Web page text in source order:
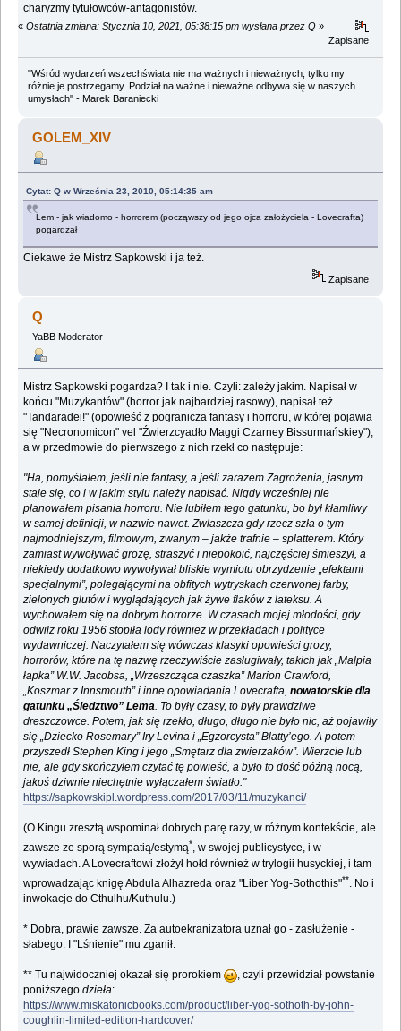
charyzmy tytułowców-antagonistów.
« Ostatnia zmiana: Stycznia 10, 2021, 05:38:15 pm wysłana przez Q »
Zapisane
"Wśród wydarzeń wszechświata nie ma ważnych i nieważnych, tylko my
różnie je postrzegamy. Podział na ważne i nieważne odbywa się w naszych
umysłach" - Marek Baraniecki
GOLEM_XIV
Cytat: Q w Września 23, 2010, 05:14:35 am
Lem - jak wiadomo - horrorem (począwszy od jego ojca założyciela - Lovecrafta)
pogardzał
Ciekawe że Mistrz Sapkowski i ja też.
Zapisane
Q
YaBB Moderator
Mistrz Sapkowski pogardza? I tak i nie. Czyli: zależy jakim. Napisał w
końcu "Muzykantów" (horror jak najbardziej rasowy), napisał też
"Tandaradei!" (opowieść z pogranicza fantasy i horroru, w której pojawia
się "Necronomicon" vel "Źwierzcyadło Maggi Czarney Bissurmańskiey"),
a w przedmowie do pierwszego z nich rzekł co następuje:
"Ha, pomyślałem, jeśli nie fantasy, a jeśli zarazem Zagrożenia, jasnym
staje się, co i w jakim stylu należy napisać. Nigdy wcześniej nie
planowałem pisania horroru. Nie lubiłem tego gatunku, bo był kłamliwy
w samej definicji, w nazwie nawet. Zwłaszcza gdy rzecz szła o tym
najmodniejszym, filmowym, zwanym – jakże trafnie – splatterem. Który
zamiast wywoływać grozę, straszyć i niepokoić, najczęściej śmieszył, a
niekiedy dodatkowo wywoływał bliskie wymiotu obrzydzenie „efektami
specjalnymi”, polegającymi na obfitych wytryskach czerwonej farby,
zielonych glutów i wyglądających jak żywe flaków z lateksu. A
wychowałem się na dobrym horrorze. W czasach mojej młodości, gdy
odwilż roku 1956 stopiła lody również w przekładach i polityce
wydawniczej. Naczytałem się wówczas klasyki opowieści grozy,
horrorów, które na tę nazwę rzeczywiście zasługiwały, takich jak „Małpia
łapka” W.W. Jacobsa, „Wrzeszcząca czaszka” Marion Crawford,
„Koszmar z Innsmouth” i inne opowiadania Lovecrafta,nowatorskie dla
gatunku „Śledztwo” Lema. To były czasy, to były prawdziwe
dreszczowce. Potem, jak się rzekło, długo, długo nie było nic, aż pojawiły
się „Dziecko Rosemary” Iry Levina i „Egzorcysta” Blatty’ego. A potem
przyszedł Stephen King i jego „Smętarz dla zwierzaków”. Wierzcie lub
nie, ale gdy skończyłem czytać tę powieść, a było to dość późną nocą,
jakoś dziwnie niechętnie wyłączałem światło."
https://sapkowskipl.wordpress.com/2017/03/11/muzykanci/
(O Kingu zresztą wspominał dobrych parę razy, w różnym kontekście, ale
zawsze ze sporą sympatią/estymą*, w swojej publicystyce, i w
wywiadach. A Lovecraftowi złożył hołd również w trylogii husyckiej, i tam
wprowadzając knigę Abdula Alhazreda oraz "Liber Yog-Sothothis"**
. No i
inwokacje do Cthulhu/Kuthulu.)
* Dobra, prawie zawsze. Za autoekranizatora uznał go - zasłużenie -
słabego. I "Lśnienie" mu zganił.
** Tu najwidoczniej okazał się prorokiem
, czyli przewidział powstanie
poniższegodzieła:
https://www.miskatonicbooks.com/product/liber-yog-sothoth-by-john-
coughlin-limited-edition-hardcover/